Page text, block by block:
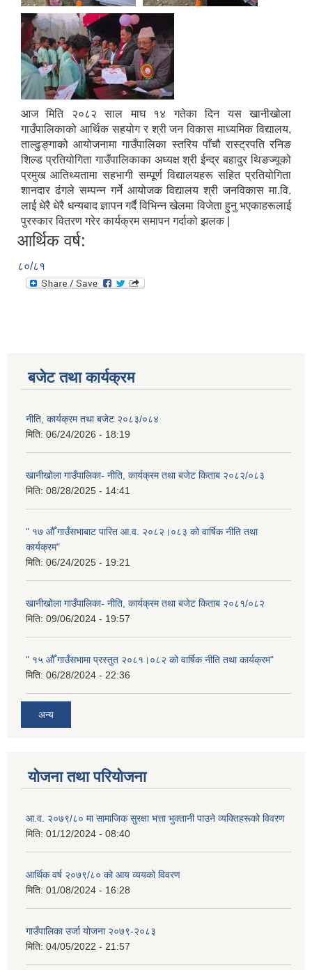
आज मिति २०८२ साल माघ १४ गतेका दिन यस खानीखोला
गाउँपालिकाको आर्थिक सहयोग र श्री जन विकास माध्यमिक विद्यालय,
ताल्ढुङ्गाको आयोजनामा गाउँपालिका स्तरिय पाँचौ रास्ट्रपति रनिङ
शिल्ड प्रतियोगिता गाउँपालिकाका अध्यक्ष श्री ईन्द्र बहादुर थिङज्यूको
प्रमुख आतिथ्यतामा सहभागी सम्पूर्ण विद्यालयहरू सहित प्रतियोगिता
शानदार ढंगले सम्पन्न गर्ने आयोजक विद्यालय श्री जनविकास मा.वि.
लाई धेरै धेरै धन्यबाद ज्ञापन गर्दै विभिन्न खेलमा विजेता हुनु भएकाहरूलाई
पुरस्कार वितरण गरेर कार्यक्रम समापन गर्दाको झलक |
आर्थिक वर्ष:
८०/८१
बजेट तथा कार्यक्रम
नीति, कार्यक्रम तथा बजेट २०८३/०८४
मिति: 06/24/2026 - 18:19
खानीखोला गाउँपालिका- नीति, कार्यक्रम तथा बजेट किताब २०८२/०८३
मिति: 08/28/2025 - 14:41
" १७ औँ गाउँसभाबाट पारित आ.व. २०८२।०८३ को वार्षिक नीति तथा
कार्यक्रम"
मिति: 06/24/2025 - 19:21
खानीखोला गाउँपालिका- नीति, कार्यक्रम तथा बजेट किताब २०८१/०८२
मिति: 09/06/2024 - 19:57
" १५ औँ गाउँसभामा प्रस्तुत २०८१।०८२ को वार्षिक नीति तथा कार्यक्रम"
मिति: 06/28/2024 - 22:36
अन्य
योजना तथा परियोजना
आ.व. २०७९/८० मा सामाजिक सुरक्षा भत्ता भुक्तानी पाउने व्यक्तिहरूको विवरण
मिति: 01/12/2024 - 08:40
आर्थिक वर्ष २०७९/८० को आय व्ययको विवरण
मिति: 01/08/2024 - 16:28
गाउँपालिका उर्जा योजना २०७९-२०८३
मिति: 04/05/2022 - 21:57